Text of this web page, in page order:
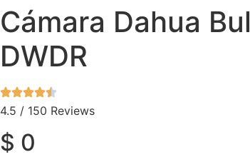
Cámara Dahua
DWDR
4.5 / 150 Reviews
$ 0